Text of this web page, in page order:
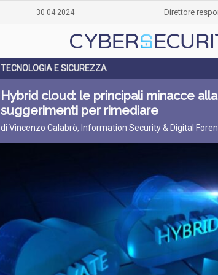
30 04 2024 Direttore
TECNOLOGIA E SICUREZZA
Hybrid cloud: le principali minacce
suggerimenti per rimediare
di Vincenzo Calabrò, Information Security & Digital